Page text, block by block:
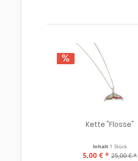
Kette "Flosse"
Inhalt 1 Stück
5,00 € * 25,00 € *